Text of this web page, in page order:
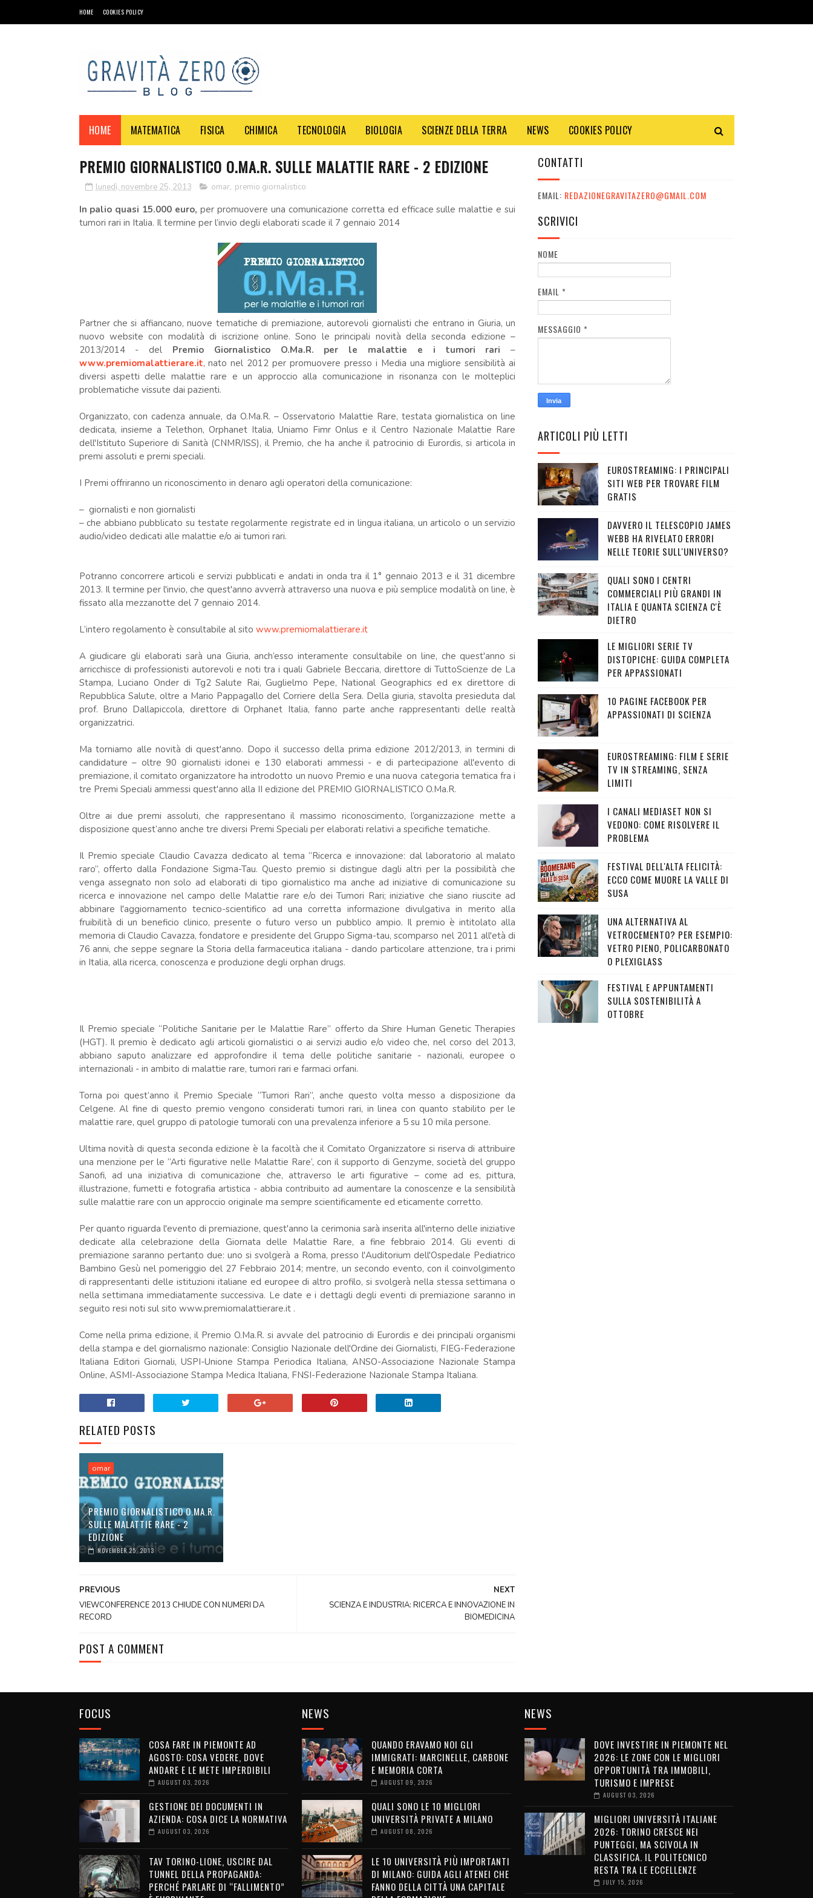
HOME COOKIES POLICY
HOME MATEMATICA FISICA CHIMICA TECNOLOGIA BIOLOGIA SCIENZE DELLA TERRA NEWS COOKIES POLICY
PREMIO GIORNALISTICO O.MA.R. SULLE MALATTIE RARE - 2 EDIZIONE
lunedì, novembre 25, 2013 omar, premio giornalistico
In palio quasi 15.000 euro, per promuovere una comunicazione corretta ed efficace sulle malattie e sui
tumori rari in Italia. Il termine per l’invio degli elaborati scade il 7 gennaio 2014
Partner che si affiancano, nuove tematiche di premiazione, autorevoli giornalisti che entrano in Giuria, un
nuovo website con modalità di iscrizione online. Sono le principali novità della seconda edizione –
2013/2014 - del Premio Giornalistico O.Ma.R. per le malattie e i tumori rari –
www.premiomalattierare.it, nato nel 2012 per promuovere presso i Media una migliore sensibilità ai
diversi aspetti delle malattie rare e un approccio alla comunicazione in risonanza con le molteplici
problematiche vissute dai pazienti.
Organizzato, con cadenza annuale, da O.Ma.R. – Osservatorio Malattie Rare, testata giornalistica on line
dedicata, insieme a Telethon, Orphanet Italia, Uniamo Fimr Onlus e il Centro Nazionale Malattie Rare
dell'Istituto Superiore di Sanità (CNMR/ISS), il Premio, che ha anche il patrocinio di Eurordis, si articola in
premi assoluti e premi speciali.
I Premi offriranno un riconoscimento in denaro agli operatori della comunicazione:
– giornalisti e non giornalisti
– che abbiano pubblicato su testate regolarmente registrate ed in lingua italiana, un articolo o un servizio
audio/video dedicati alle malattie e/o ai tumori rari.
Potranno concorrere articoli e servizi pubblicati e andati in onda tra il 1° gennaio 2013 e il 31 dicembre
2013. Il termine per l'invio, che quest'anno avverrà attraverso una nuova e più semplice modalità on line, è
fissato alla mezzanotte del 7 gennaio 2014.
L’intero regolamento è consultabile al sito www.premiomalattierare.it
A giudicare gli elaborati sarà una Giuria, anch’esso interamente consultabile on line, che quest'anno si
arricchisce di professionisti autorevoli e noti tra i quali Gabriele Beccaria, direttore di TuttoScienze de La
Stampa, Luciano Onder di Tg2 Salute Rai, Guglielmo Pepe, National Geographics ed ex direttore di
Repubblica Salute, oltre a Mario Pappagallo del Corriere della Sera. Della giuria, stavolta presieduta dal
prof. Bruno Dallapiccola, direttore di Orphanet Italia, fanno parte anche rappresentanti delle realtà
organizzatrici.
Ma torniamo alle novità di quest'anno. Dopo il successo della prima edizione 2012/2013, in termini di
candidature – oltre 90 giornalisti idonei e 130 elaborati ammessi - e di partecipazione all'evento di
premiazione, il comitato organizzatore ha introdotto un nuovo Premio e una nuova categoria tematica fra i
tre Premi Speciali ammessi quest'anno alla II edizione del PREMIO GIORNALISTICO O.Ma.R.
Oltre ai due premi assoluti, che rappresentano il massimo riconoscimento, l’organizzazione mette a
disposizione quest’anno anche tre diversi Premi Speciali per elaborati relativi a specifiche tematiche.
Il Premio speciale Claudio Cavazza dedicato al tema “Ricerca e innovazione: dal laboratorio al malato
raro”, offerto dalla Fondazione Sigma-Tau. Questo premio si distingue dagli altri per la possibilità che
venga assegnato non solo ad elaborati di tipo giornalistico ma anche ad iniziative di comunicazione su
ricerca e innovazione nel campo delle Malattie rare e/o dei Tumori Rari; iniziative che siano riuscite ad
abbinare l'aggiornamento tecnico-scientifico ad una corretta informazione divulgativa in merito alla
fruibilità di un beneficio clinico, presente o futuro verso un pubblico ampio. Il premio è intitolato alla
memoria di Claudio Cavazza, fondatore e presidente del Gruppo Sigma-tau, scomparso nel 2011 all'età di
76 anni, che seppe segnare la Storia della farmaceutica italiana - dando particolare attenzione, tra i primi
in Italia, alla ricerca, conoscenza e produzione degli orphan drugs.
Il Premio speciale “Politiche Sanitarie per le Malattie Rare” offerto da Shire Human Genetic Therapies
(HGT). Il premio è dedicato agli articoli giornalistici o ai servizi audio e/o video che, nel corso del 2013,
abbiano saputo analizzare ed approfondire il tema delle politiche sanitarie - nazionali, europee o
internazionali - in ambito di malattie rare, tumori rari e farmaci orfani.
Torna poi quest’anno il Premio Speciale “Tumori Rari”, anche questo volta messo a disposizione da
Celgene. Al fine di questo premio vengono considerati tumori rari, in linea con quanto stabilito per le
malattie rare, quel gruppo di patologie tumorali con una prevalenza inferiore a 5 su 10 mila persone.
Ultima novità di questa seconda edizione è la facoltà che il Comitato Organizzatore si riserva di attribuire
una menzione per le “Arti figurative nelle Malattie Rare’, con il supporto di Genzyme, società del gruppo
Sanofi, ad una iniziativa di comunicazione che, attraverso le arti figurative – come ad es, pittura,
illustrazione, fumetti e fotografia artistica - abbia contribuito ad aumentare la conoscenze e la sensibilità
sulle malattie rare con un approccio originale ma sempre scientificamente ed eticamente corretto.
Per quanto riguarda l'evento di premiazione, quest'anno la cerimonia sarà inserita all'interno delle iniziative
dedicate alla celebrazione della Giornata delle Malattie Rare, a fine febbraio 2014. Gli eventi di
premiazione saranno pertanto due: uno si svolgerà a Roma, presso l'Auditorium dell'Ospedale Pediatrico
Bambino Gesù nel pomeriggio del 27 Febbraio 2014; mentre, un secondo evento, con il coinvolgimento
di rappresentanti delle istituzioni italiane ed europee di altro profilo, si svolgerà nella stessa settimana o
nella settimana immediatamente successiva. Le date e i dettagli degli eventi di premiazione saranno in
seguito resi noti sul sito www.premiomalattierare.it .
Come nella prima edizione, il Premio O.Ma.R. si avvale del patrocinio di Eurordis e dei principali organismi
della stampa e del giornalismo nazionale: Consiglio Nazionale dell'Ordine dei Giornalisti, FIEG-Federazione
Italiana Editori Giornali, USPI-Unione Stampa Periodica Italiana, ANSO-Associazione Nazionale Stampa
Online, ASMI-Associazione Stampa Medica Italiana, FNSI-Federazione Nazionale Stampa Italiana.
RELATED POSTS
omar
PREMIO GIORNALISTICO O.MA.R.
SULLE MALATTIE RARE - 2
EDIZIONE
NOVEMBER 25, 2013
NEXT
SCIENZA E INDUSTRIA: RICERCA E INNOVAZIONE IN
BIOMEDICINA
PREVIOUS
VIEWCONFERENCE 2013 CHIUDE CON NUMERI DA
RECORD
POST A COMMENT
CONTATTI
EMAIL: REDAZIONEGRAVITAZERO@GMAIL.COM
SCRIVICI
NOME
EMAIL *
MESSAGGIO *
ARTICOLI PIÙ LETTI
EUROSTREAMING: I PRINCIPALI
SITI WEB PER TROVARE FILM
GRATIS
DAVVERO IL TELESCOPIO JAMES
WEBB HA RIVELATO ERRORI
NELLE TEORIE SULL'UNIVERSO?
QUALI SONO I CENTRI
COMMERCIALI PIÙ GRANDI IN
ITALIA E QUANTA SCIENZA C'È
DIETRO
LE MIGLIORI SERIE TV
DISTOPICHE: GUIDA COMPLETA
PER APPASSIONATI
10 PAGINE FACEBOOK PER
APPASSIONATI DI SCIENZA
EUROSTREAMING: FILM E SERIE
TV IN STREAMING, SENZA
LIMITI
I CANALI MEDIASET NON SI
VEDONO: COME RISOLVERE IL
PROBLEMA
FESTIVAL DELL'ALTA FELICITÀ:
ECCO COME MUORE LA VALLE DI
SUSA
UNA ALTERNATIVA AL
VETROCEMENTO? PER ESEMPIO:
VETRO PIENO, POLICARBONATO
O PLEXIGLASS
FESTIVAL E APPUNTAMENTI
SULLA SOSTENIBILITÀ A
OTTOBRE
FOCUS
COSA FARE IN PIEMONTE AD
AGOSTO: COSA VEDERE, DOVE
ANDARE E LE METE IMPERDIBILI
AUGUST 03, 2026
GESTIONE DEI DOCUMENTI IN
AZIENDA: COSA DICE LA NORMATIVA
AUGUST 03, 2026
TAV TORINO-LIONE, USCIRE DAL
TUNNEL DELLA PROPAGANDA:
PERCHÉ PARLARE DI “FALLIMENTO”
NEWS
QUANDO ERAVAMO NOI GLI
IMMIGRATI: MARCINELLE, CARBONE
E MEMORIA CORTA
AUGUST 09, 2026
QUALI SONO LE 10 MIGLIORI
UNIVERSITÀ PRIVATE A MILANO
AUGUST 08, 2026
LE 10 UNIVERSITÀ PIÙ IMPORTANTI
DI MILANO: GUIDA AGLI ATENEI CHE
FANNO DELLA CITTÀ UNA CAPITALE
NEWS
DOVE INVESTIRE IN PIEMONTE NEL
2026: LE ZONE CON LE MIGLIORI
OPPORTUNITÀ TRA IMMOBILI,
TURISMO E IMPRESE
AUGUST 03, 2026
MIGLIORI UNIVERSITÀ ITALIANE
2026: TORINO CRESCE NEI
PUNTEGGI, MA SCIVOLA IN
CLASSIFICA. IL POLITECNICO
RESTA TRA LE ECCELLENZE
JULY 15, 2026